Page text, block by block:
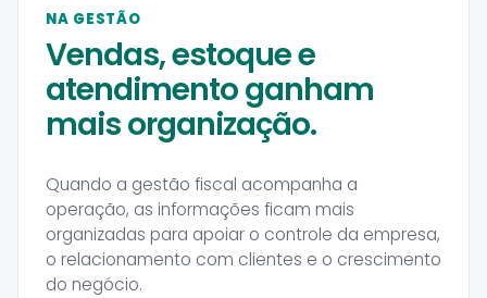
NA GESTÃO
Vendas, estoque e
atendimento ganham
mais organização.
Quando a gestão fiscal acompanha a
operação, as informações ficam mais
organizadas para apoiar o controle da empresa,
o relacionamento com clientes e o crescimento
do negócio.